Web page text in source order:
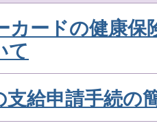
カードの健康保
て
支給申請手続の